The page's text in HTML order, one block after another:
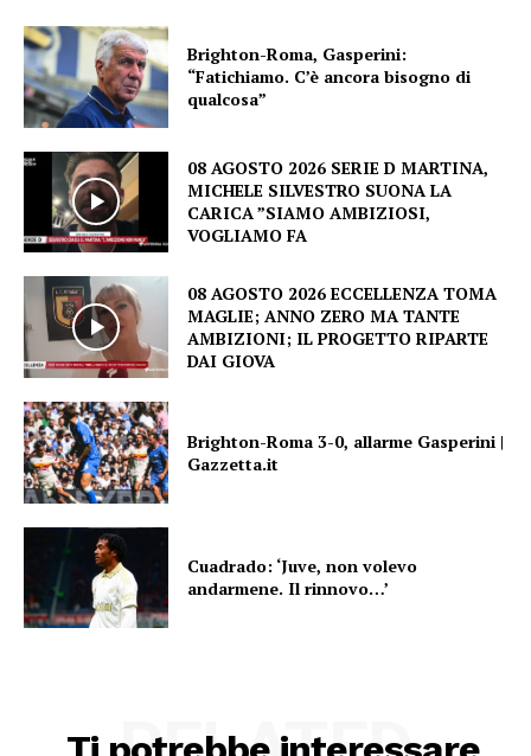
Brighton-Roma, Gasperini:
“Fatichiamo. C’è ancora bisogno di
qualcosa”
08 AGOSTO 2026 SERIE D MARTINA,
MICHELE SILVESTRO SUONA LA
CARICA ”SIAMO AMBIZIOSI,
VOGLIAMO FA
08 AGOSTO 2026 ECCELLENZA TOMA
MAGLIE; ANNO ZERO MA TANTE
AMBIZIONI; IL PROGETTO RIPARTE
DAI GIOVA
Brighton-Roma 3-0, allarme Gasperini |
Gazzetta.it
Cuadrado: ‘Juve, non volevo
andarmene. Il rinnovo…’